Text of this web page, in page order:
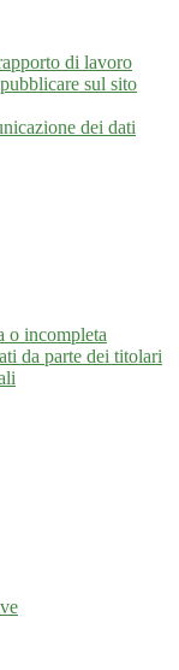
di lavoro
sul sito
dei dati
o incompleta
da parte dei titolari